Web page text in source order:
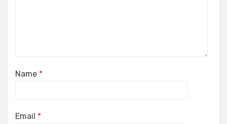
Name *
Email *